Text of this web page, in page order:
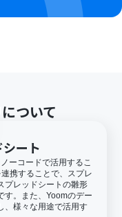
9413924
能です。無料トライア
（オペレーション）を
タや文字が小さい場合
、ご注意ください。
ーボットを作成する
定可能です。フリープ
ないため、ご注意く
ついて
ート
ーコードで活用するこ
携することで、スプレ
プレッドシートの雛形
す。また、Yoomのデー
、様々な用途で活用す